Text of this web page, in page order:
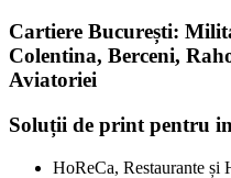
Cartiere București:
Colentina, Berceni,
Aviatoriei
Soluții de print pentru
HoReCa, Restaurante și